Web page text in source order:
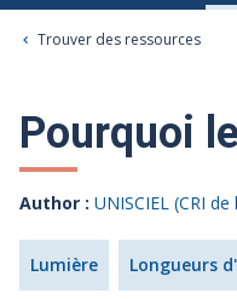
Trouver des ressources
Pourquoi
Author : UNISCIEL (CRI
Lumière Longueurs